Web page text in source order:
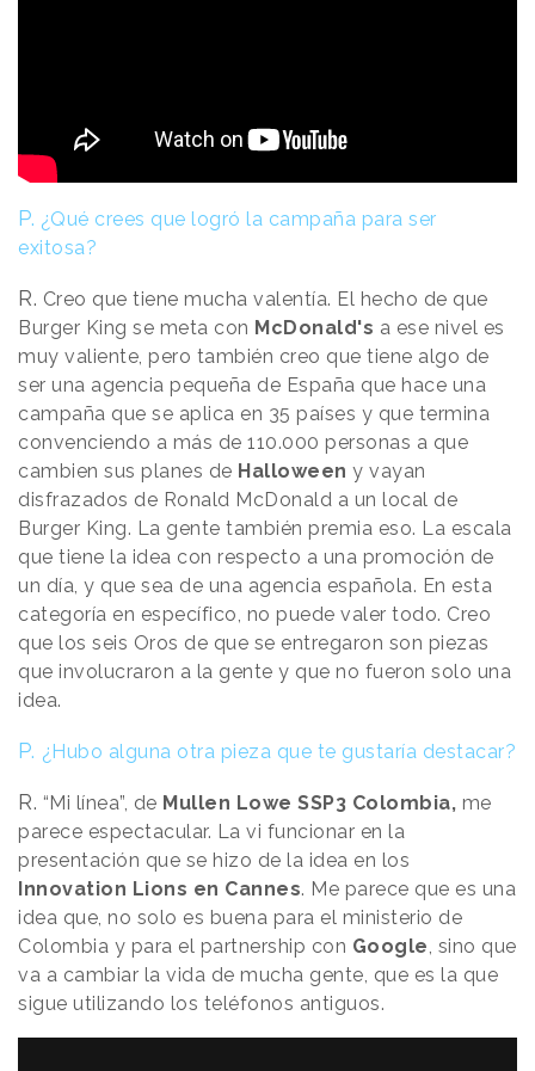
P. ¿Qué crees que logró la campaña para ser
exitosa?
R. Creo que tiene mucha valentía. El hecho de que
Burger King se meta con McDonald's a ese nivel es
muy valiente, pero también creo que tiene algo de
ser una agencia pequeña de España que hace una
campaña que se aplica en 35 países y que termina
convenciendo a más de 110.000 personas a que
cambien sus planes de Halloween y vayan
disfrazados de Ronald McDonald a un local de
Burger King. La gente también premia eso. La escala
que tiene la idea con respecto a una promoción de
un día, y que sea de una agencia española. En esta
categoría en específico, no puede valer todo. Creo
que los seis Oros de que se entregaron son piezas
que involucraron a la gente y que no fueron solo una
idea.
P. ¿Hubo alguna otra pieza que te gustaría destacar?
R. “Mi línea”, de Mullen Lowe SSP3 Colombia, me
parece espectacular. La vi funcionar en la
presentación que se hizo de la idea en los
Innovation Lions en Cannes. Me parece que es una
idea que, no solo es buena para el ministerio de
Colombia y para el partnership con Google, sino que
va a cambiar la vida de mucha gente, que es la que
sigue utilizando los teléfonos antiguos.